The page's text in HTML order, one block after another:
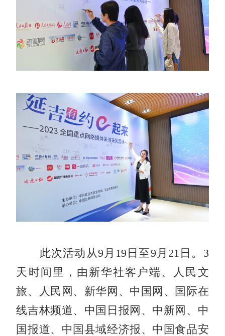
此次活动从9月19日至9月21日。3
天时间里，由新华社客户端、人民文
旅、人民网、新华网、中国网、国际在
线吉林频道、中国日报网、中新网、中
国报道、中国县域经济报、中国食品安